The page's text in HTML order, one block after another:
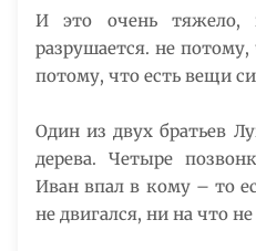
И это очень тяжело,
разрушается. не
потому, что есть вещи
Один из двух братьев
дерева. Четыре
Иван впал в кому – то
не двигался, ни на что не